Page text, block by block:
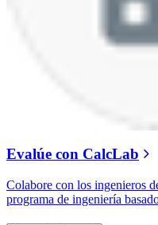
Evalúe con CalcLab
Colabore con los ingenieros
programa de ingeniería